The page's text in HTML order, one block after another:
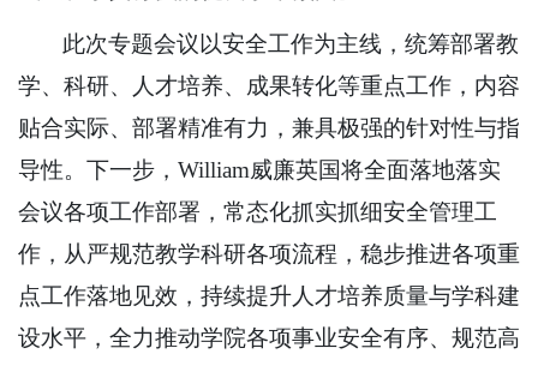
此次专题会议以安全工作为主线，统筹部署教
学、科研、人才培养、成果转化等重点工作，内容
贴合实际、部署精准有力，兼具极强的针对性与指
导性。下一步，William威廉英国将全面落地落实
会议各项工作部署，常态化抓实抓细安全管理工
作，从严规范教学科研各项流程，稳步推进各项重
点工作落地见效，持续提升人才培养质量与学科建
设水平，全力推动学院各项事业安全有序、规范高